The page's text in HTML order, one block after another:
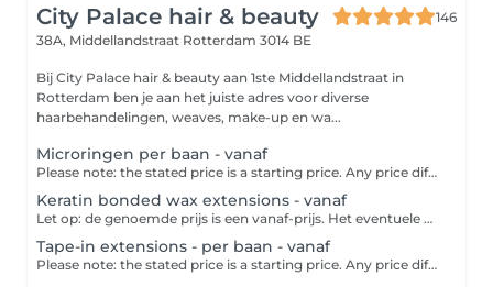
City Palace hair & beauty
146
38A, Middellandstraat Rotterdam 3014 BE
Bij City Palace hair & beauty aan 1ste Middellandstraat in
Rotterdam ben je aan het juiste adres voor diverse
haarbehandelingen, weaves, make-up en wa...
Microringen per baan - vanaf
Please note: the stated price is a starting price. Any price difference will be settled in the salon. This method uses small rings in the color of your hair. Then a tuft of your own hair, together with an extension, is pulled through the ring with a special needle. Then the ring is pinched close to the scalp.
Keratin bonded wax extensions - vanaf
Let op: de genoemde prijs is een vanaf-prijs. Het eventuele prijsverschil wordt verrekend in de salon.
Tape-in extensions - per baan - vanaf
Please note: the stated price is a starting price. Any price difference will be settled in the salon.